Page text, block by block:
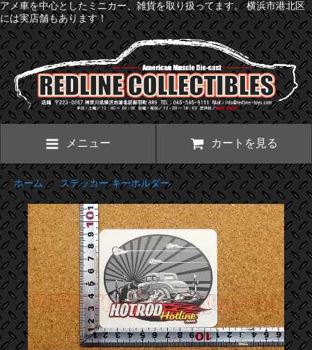
アメ車を中心としたミニカー、雑貨を取り扱ってます。 横浜市港北区
には実店舗もあります！
メニュー カートを見る
ホーム>ステッカー キーホルダー